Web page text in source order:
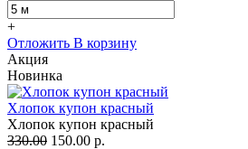
+
Отложить В корзину
Акция
Новинка
Хлопок купон красный
Хлопок купон красный
330.00 150.00 р.